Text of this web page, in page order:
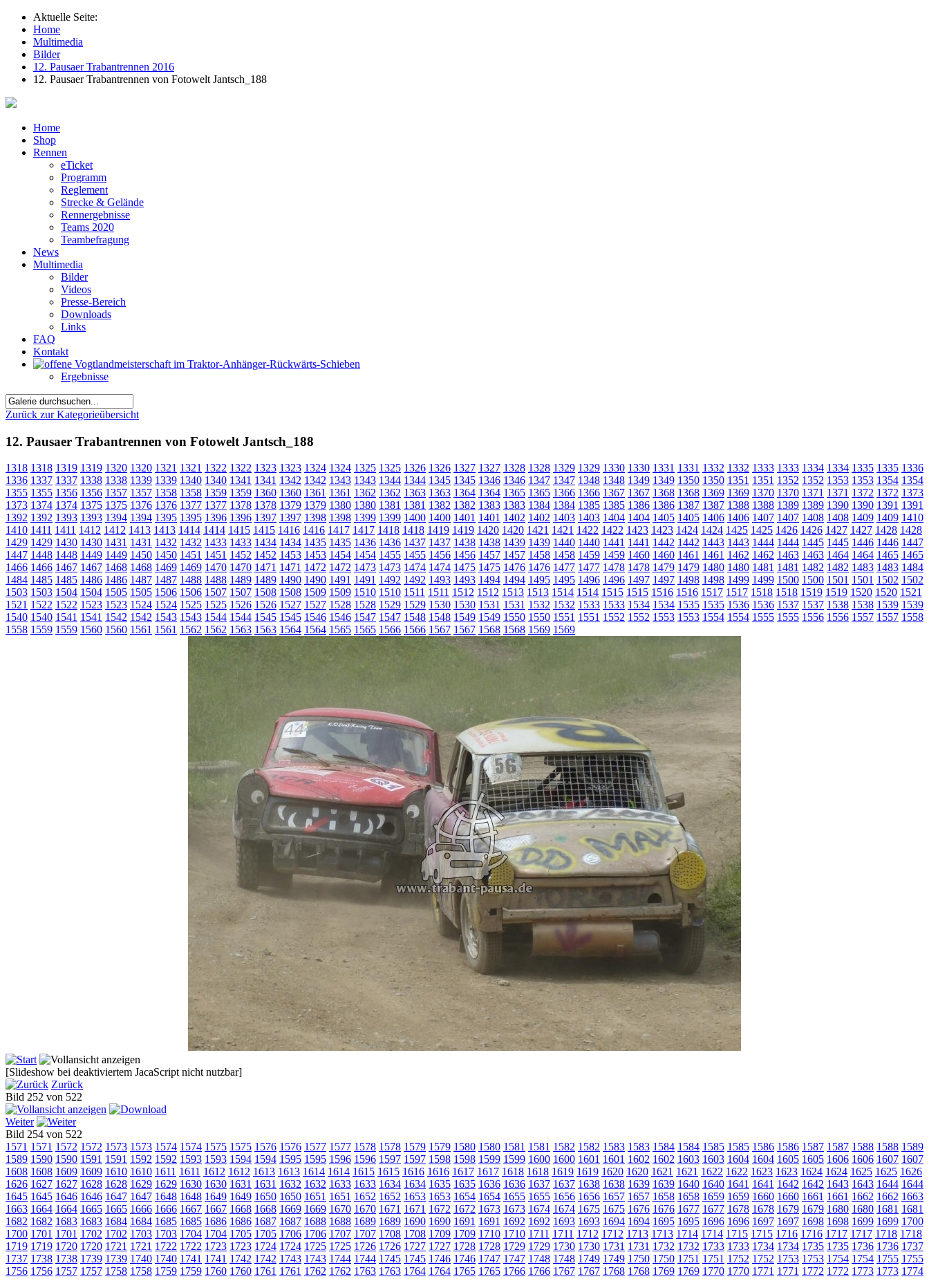
Aktuelle Seite:
Home
Multimedia
Bilder
12. Pausaer Trabantrennen 2016
12. Pausaer Trabantrennen von Fotowelt Jantsch_188
Home
Shop
Rennen
eTicket
Programm
Reglement
Strecke & Gelände
Rennergebnisse
Teams 2020
Teambefragung
News
Multimedia
Bilder
Videos
Presse-Bereich
Downloads
Links
FAQ
Kontakt
Ergebnisse
Zurück zur Kategorieübersicht
12. Pausaer Trabantrennen von Fotowelt Jantsch_188
1318 1318 1319 1319 1320 1320 1321 1321 1322 1322 1323 1323 1324 1324 1325 1325 1326 1326 1327 1327 1328 1328 1329 1329 1330 1330 1331 1331 1332 1332 1333 1333 1334 1334 1335 1335 1336
1336 1337 1337 1338 1338 1339 1339 1340 1340 1341 1341 1342 1342 1343 1343 1344 1344 1345 1345 1346 1346 1347 1347 1348 1348 1349 1349 1350 1350 1351 1351 1352 1352 1353 1353 1354 1354
1355 1355 1356 1356 1357 1357 1358 1358 1359 1359 1360 1360 1361 1361 1362 1362 1363 1363 1364 1364 1365 1365 1366 1366 1367 1367 1368 1368 1369 1369 1370 1370 1371 1371 1372 1372 1373
1373 1374 1374 1375 1375 1376 1376 1377 1377 1378 1378 1379 1379 1380 1380 1381 1381 1382 1382 1383 1383 1384 1384 1385 1385 1386 1386 1387 1387 1388 1388 1389 1389 1390 1390 1391 1391
1392 1392 1393 1393 1394 1394 1395 1395 1396 1396 1397 1397 1398 1398 1399 1399 1400 1400 1401 1401 1402 1402 1403 1403 1404 1404 1405 1405 1406 1406 1407 1407 1408 1408 1409 1409 1410
1410 1411 1411 1412 1412 1413 1413 1414 1414 1415 1415 1416 1416 1417 1417 1418 1418 1419 1419 1420 1420 1421 1421 1422 1422 1423 1423 1424 1424 1425 1425 1426 1426 1427 1427 1428 1428
1429 1429 1430 1430 1431 1431 1432 1432 1433 1433 1434 1434 1435 1435 1436 1436 1437 1437 1438 1438 1439 1439 1440 1440 1441 1441 1442 1442 1443 1443 1444 1444 1445 1445 1446 1446 1447
1447 1448 1448 1449 1449 1450 1450 1451 1451 1452 1452 1453 1453 1454 1454 1455 1455 1456 1456 1457 1457 1458 1458 1459 1459 1460 1460 1461 1461 1462 1462 1463 1463 1464 1464 1465 1465
1466 1466 1467 1467 1468 1468 1469 1469 1470 1470 1471 1471 1472 1472 1473 1473 1474 1474 1475 1475 1476 1476 1477 1477 1478 1478 1479 1479 1480 1480 1481 1481 1482 1482 1483 1483 1484
1484 1485 1485 1486 1486 1487 1487 1488 1488 1489 1489 1490 1490 1491 1491 1492 1492 1493 1493 1494 1494 1495 1495 1496 1496 1497 1497 1498 1498 1499 1499 1500 1500 1501 1501 1502 1502
1503 1503 1504 1504 1505 1505 1506 1506 1507 1507 1508 1508 1509 1509 1510 1510 1511 1511 1512 1512 1513 1513 1514 1514 1515 1515 1516 1516 1517 1517 1518 1518 1519 1519 1520 1520 1521
1521 1522 1522 1523 1523 1524 1524 1525 1525 1526 1526 1527 1527 1528 1528 1529 1529 1530 1530 1531 1531 1532 1532 1533 1533 1534 1534 1535 1535 1536 1536 1537 1537 1538 1538 1539 1539
1540 1540 1541 1541 1542 1542 1543 1543 1544 1544 1545 1545 1546 1546 1547 1547 1548 1548 1549 1549 1550 1550 1551 1551 1552 1552 1553 1553 1554 1554 1555 1555 1556 1556 1557 1557 1558
1558 1559 1559 1560 1560 1561 1561 1562 1562 1563 1563 1564 1564 1565 1565 1566 1566 1567 1567 1568 1568 1569 1569
[Slideshow bei deaktiviertem JacaScript nicht nutzbar]
Zurück
Bild 252 von 522
Weiter
Bild 254 von 522
1571 1571 1572 1572 1573 1573 1574 1574 1575 1575 1576 1576 1577 1577 1578 1578 1579 1579 1580 1580 1581 1581 1582 1582 1583 1583 1584 1584 1585 1585 1586 1586 1587 1587 1588 1588 1589
1589 1590 1590 1591 1591 1592 1592 1593 1593 1594 1594 1595 1595 1596 1596 1597 1597 1598 1598 1599 1599 1600 1600 1601 1601 1602 1602 1603 1603 1604 1604 1605 1605 1606 1606 1607 1607
1608 1608 1609 1609 1610 1610 1611 1611 1612 1612 1613 1613 1614 1614 1615 1615 1616 1616 1617 1617 1618 1618 1619 1619 1620 1620 1621 1621 1622 1622 1623 1623 1624 1624 1625 1625 1626
1626 1627 1627 1628 1628 1629 1629 1630 1630 1631 1631 1632 1632 1633 1633 1634 1634 1635 1635 1636 1636 1637 1637 1638 1638 1639 1639 1640 1640 1641 1641 1642 1642 1643 1643 1644 1644
1645 1645 1646 1646 1647 1647 1648 1648 1649 1649 1650 1650 1651 1651 1652 1652 1653 1653 1654 1654 1655 1655 1656 1656 1657 1657 1658 1658 1659 1659 1660 1660 1661 1661 1662 1662 1663
1663 1664 1664 1665 1665 1666 1666 1667 1667 1668 1668 1669 1669 1670 1670 1671 1671 1672 1672 1673 1673 1674 1674 1675 1675 1676 1676 1677 1677 1678 1678 1679 1679 1680 1680 1681 1681
1682 1682 1683 1683 1684 1684 1685 1685 1686 1686 1687 1687 1688 1688 1689 1689 1690 1690 1691 1691 1692 1692 1693 1693 1694 1694 1695 1695 1696 1696 1697 1697 1698 1698 1699 1699 1700
1700 1701 1701 1702 1702 1703 1703 1704 1704 1705 1705 1706 1706 1707 1707 1708 1708 1709 1709 1710 1710 1711 1711 1712 1712 1713 1713 1714 1714 1715 1715 1716 1716 1717 1717 1718 1718
1719 1719 1720 1720 1721 1721 1722 1722 1723 1723 1724 1724 1725 1725 1726 1726 1727 1727 1728 1728 1729 1729 1730 1730 1731 1731 1732 1732 1733 1733 1734 1734 1735 1735 1736 1736 1737
1737 1738 1738 1739 1739 1740 1740 1741 1741 1742 1742 1743 1743 1744 1744 1745 1745 1746 1746 1747 1747 1748 1748 1749 1749 1750 1750 1751 1751 1752 1752 1753 1753 1754 1754 1755 1755
1756 1756 1757 1757 1758 1758 1759 1759 1760 1760 1761 1761 1762 1762 1763 1763 1764 1764 1765 1765 1766 1766 1767 1767 1768 1768 1769 1769 1770 1770 1771 1771 1772 1772 1773 1773 1774